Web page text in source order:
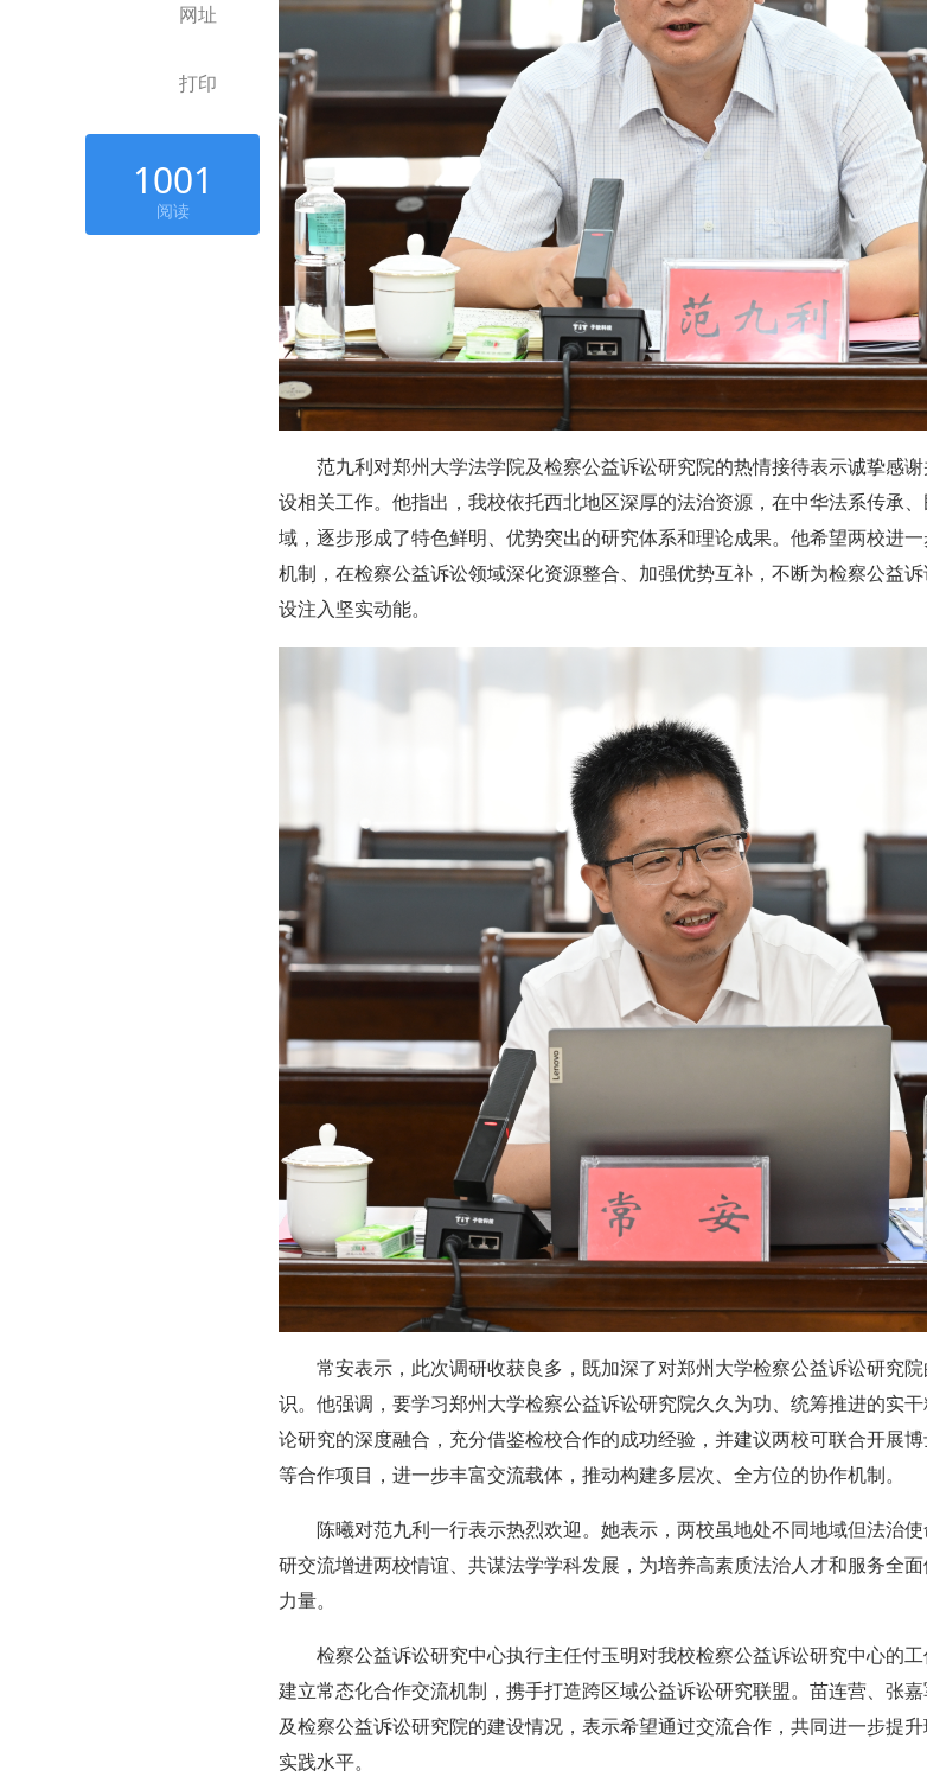
网址
打印
1001
阅读
范九利对郑州大学法学院及检察公益诉讼研究院的热情接待表示诚挚感
设相关工作。他指出，我校依托西北地区深厚的法治资源，在中华法系传承
域，逐步形成了特色鲜明、优势突出的研究体系和理论成果。他希望两校进
机制，在检察公益诉讼领域深化资源整合、加强优势互补，不断为检察公益
设注入坚实动能。
常安表示，此次调研收获良多，既加深了对郑州大学检察公益诉讼研究
识。他强调，要学习郑州大学检察公益诉讼研究院久久为功、统筹推进的实
论研究的深度融合，充分借鉴检校合作的成功经验，并建议两校可联合开展
等合作项目，进一步丰富交流载体，推动构建多层次、全方位的协作机制。
陈曦对范九利一行表示热烈欢迎。她表示，两校虽地处不同地域但法治
研交流增进两校情谊、共谋法学学科发展，为培养高素质法治人才和服务全
力量。
检察公益诉讼研究中心执行主任付玉明对我校检察公益诉讼研究中心的
建立常态化合作交流机制，携手打造跨区域公益诉讼研究联盟。苗连营、张
及检察公益诉讼研究院的建设情况，表示希望通过交流合作，共同进一步提
实践水平。